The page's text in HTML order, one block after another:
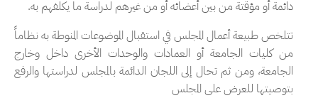
دائمة أو مؤقتة من بين أعضائه أو من غيرهم لدراسة ما يكلفهم به.
تتلخص طبيعة أعمال المجلس في استقبال الموضوعات المنوطة به نظاماً
من كليات الجامعة أو العمادات والوحدات الأخرى داخل وخارج
الجامعة، ومن ثم تحال إلى اللجان الدائمة بالمجلس لدراستها والرفع
بتوصيتها للعرض على المجلس